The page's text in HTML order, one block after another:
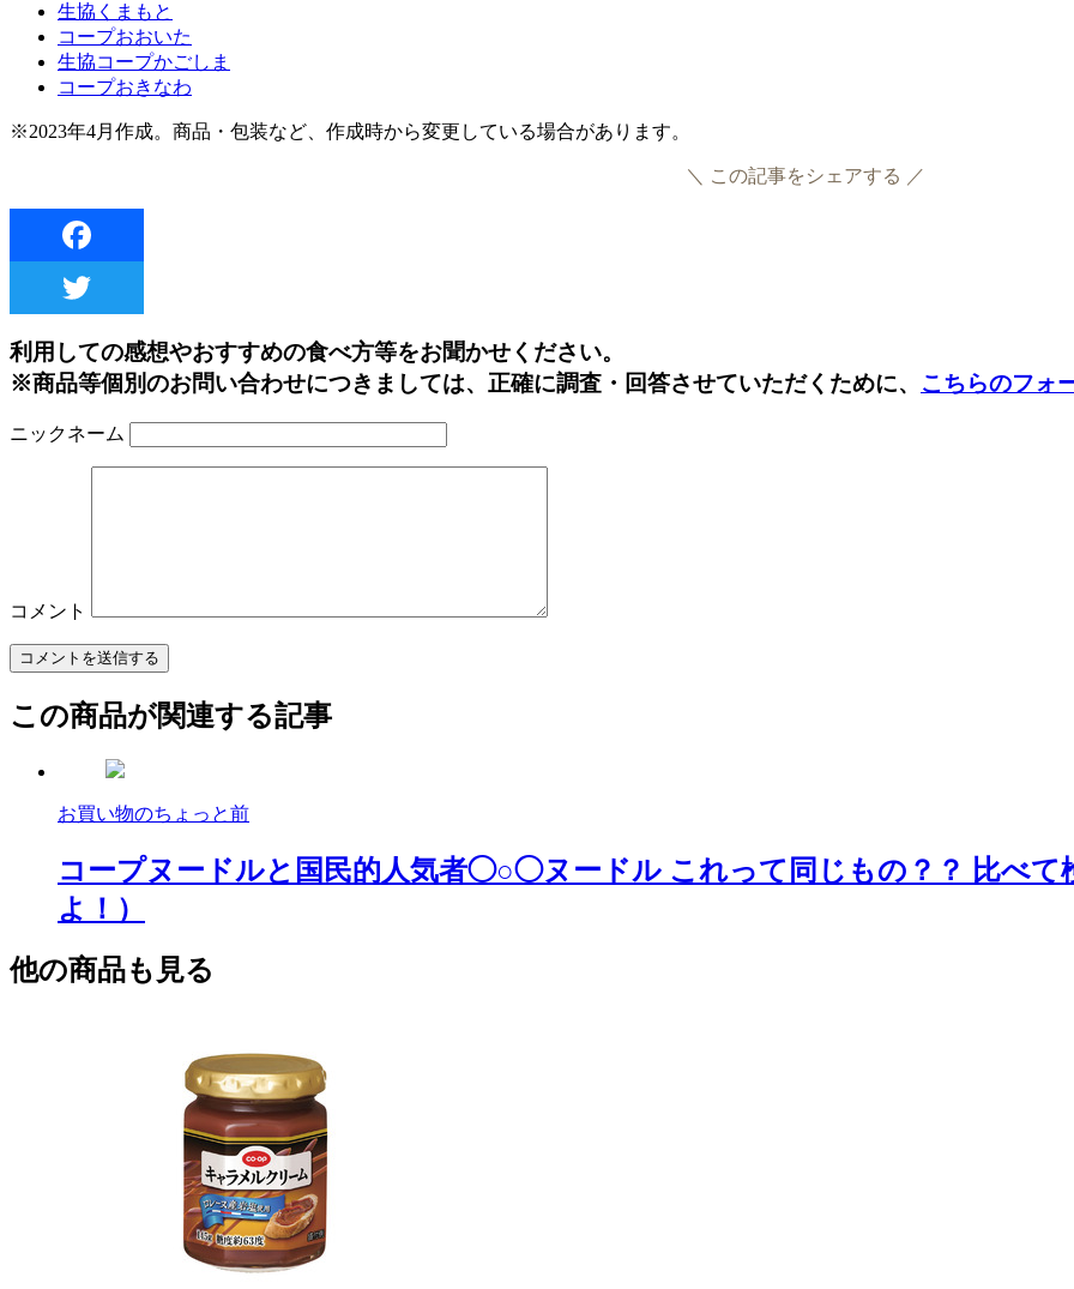
生協くまもと
コープおおいた
生協コープかごしま
コープおきなわ
※2023年4月作成。商品・包装など、作成時から変更している場合があります。
＼ この記事をシェアする ／
利用しての感想やおすすめの食べ方等をお聞かせください。
※商品等個別のお問い合わせにつきましては、正確に調査・回答させていただくために、 こちらのフォ
ニックネーム
コメント
この商品が関連する記事
お買い物のちょっと前
コープヌードルと国民的人気者◯○◯ヌードル これって同じもの？？ 比べて
よ！）
他の商品も見る